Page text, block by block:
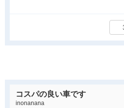
タイヤのヘリが前輪のほうが早く感
重さを直に感じるところなので乗り
デザイン重視のフォルムの影響もあ
空間が広く感じました。また燃費の
たが、その点についても良好でこち
一般的にコンパクトカーと言うと、
感を感じやすいと、懸念していまし
コスパの良い車です
inonanana